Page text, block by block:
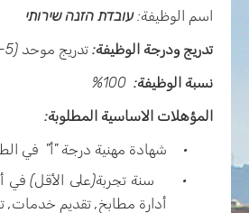
اسم الوظيفة:עובדת הזנה שירותי
تدريج ودرجة الوظيفة: تدريج موحد (5
نسبة الوظيفة: 100%
المؤهلات الاساسية المطلوبة:
·
شهادة مهنية درجة "أ" في
·
سنة تجربة(على الأقل) في
أدارة مطابخ, تقديم خدمات,